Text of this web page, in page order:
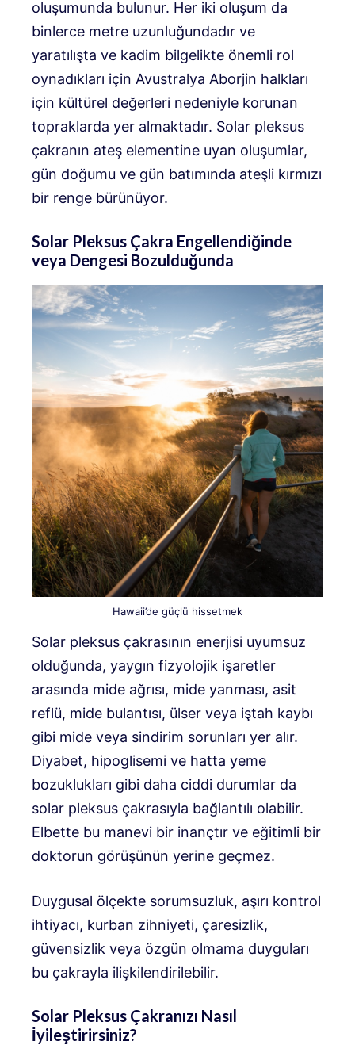
oluşumunda bulunur. Her iki oluşum da
binlerce metre uzunluğundadır ve
yaratılışta ve kadim bilgelikte önemli rol
oynadıkları için Avustralya Aborjin halkları
için kültürel değerleri nedeniyle korunan
topraklarda yer almaktadır. Solar pleksus
çakranın ateş elementine uyan oluşumlar,
gün doğumu ve gün batımında ateşli kırmızı
bir renge bürünüyor.
Solar Pleksus Çakra Engellendiğinde
veya Dengesi Bozulduğunda
Hawaii’de güçlü hissetmek
Solar pleksus çakrasının enerjisi uyumsuz
olduğunda, yaygın fizyolojik işaretler
arasında mide ağrısı, mide yanması, asit
reflü, mide bulantısı, ülser veya iştah kaybı
gibi mide veya sindirim sorunları yer alır.
Diyabet, hipoglisemi ve hatta yeme
bozuklukları gibi daha ciddi durumlar da
solar pleksus çakrasıyla bağlantılı olabilir.
Elbette bu manevi bir inançtır ve eğitimli bir
doktorun görüşünün yerine geçmez.
Duygusal ölçekte sorumsuzluk, aşırı kontrol
ihtiyacı, kurban zihniyeti, çaresizlik,
güvensizlik veya özgün olmama duyguları
bu çakrayla ilişkilendirilebilir.
Solar Pleksus Çakranızı Nasıl
İyileştirirsiniz?